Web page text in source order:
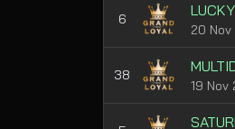
6
20
38
19 Nov